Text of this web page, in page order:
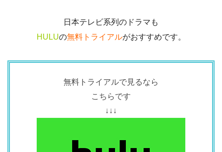
日本テレビ系列のドラマも
HULUの無料トライアルがおすすめです。
無料トライアルで見るなら
こちらです
↓↓↓